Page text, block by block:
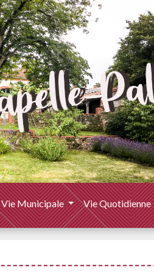
Vie Municipale Vie Quotidienne